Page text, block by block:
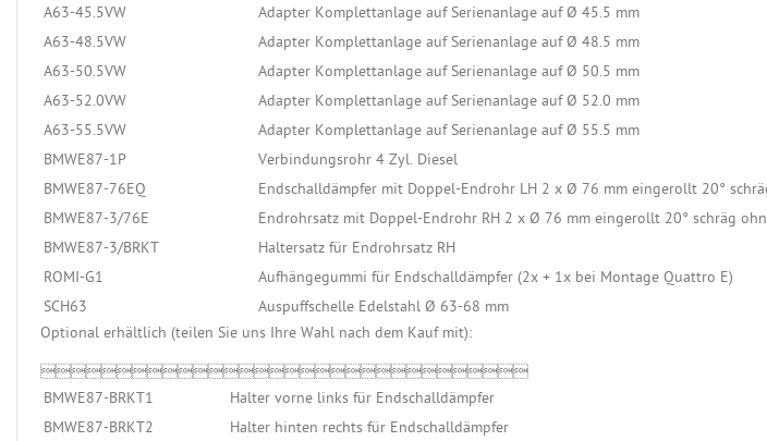
A63-45.5VW
Adapter Komplettanlage auf Serienanlage auf Ø 45.5 mm
A63-48.5VW
Adapter Komplettanlage auf Serienanlage auf Ø 48.5 mm
A63-50.5VW
Adapter Komplettanlage auf Serienanlage auf Ø 50.5 mm
A63-52.0VW
Adapter Komplettanlage auf Serienanlage auf Ø 52.0 mm
A63-55.5VW
Adapter Komplettanlage auf Serienanlage auf Ø 55.5 mm
BMWE87-1P
Verbindungsrohr 4 Zyl. Diesel
BMWE87-76EQ
Endschalldämpfer mit Doppel-Endrohr LH 2 x Ø 76 mm eingerollt 20°
BMWE87-3/76E
Endrohrsatz mit Doppel-Endrohr RH 2 x Ø 76 mm eingerollt 20° schräg
BMWE87-3/BRKT
Haltersatz für Endrohrsatz RH
ROMI-G1
Aufhängegummi für Endschalldämpfer (2x + 1x bei Montage Quattro E)
SCH63
Auspuffschelle Edelstahl Ø 63-68 mm
Optional erhältlich (teilen Sie uns Ihre Wahl nach dem Kauf mit):

BMWE87-BRKT1
Halter vorne links für Endschalldämpfer
BMWE87-BRKT2
Halter hinten rechts für Endschalldämpfer